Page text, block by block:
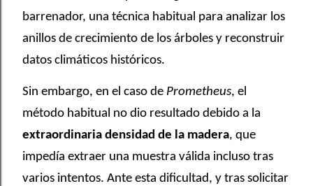
barrenador, una técnica habitual para analizar los
anillos de crecimiento de los árboles y reconstruir
datos climáticos históricos.
Sin embargo, en el caso de Prometheus, el
método habitual no dio resultado debido a la
extraordinaria densidad de la madera, que
impedía extraer una muestra válida incluso tras
varios intentos. Ante esta dificultad, y tras solicitar